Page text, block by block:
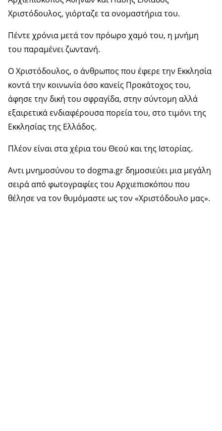
Χριστόδουλος, γιόρταζε τα ονομαστήρια του.
Πέντε χρόνια μετά τον πρόωρο χαμό του, η μνήμη
του παραμένει ζωντανή.
Ο Χριστόδουλος, ο άνθρωπος που έφερε την Εκκλησία
κοντά την κοινωνία όσο κανείς Προκάτοχος του,
άφησε την δική του σφραγίδα, στην σύντομη αλλά
εξαιρετικά ενδιαφέρουσα πορεία του, στο τιμόνι της
Εκκλησίας της Ελλάδος.
Πλέον είναι στα χέρια του Θεού και της Ιστορίας.
Αντι μνημοσύνου το dogma.gr δημοσιεύει μια μεγάλη
σειρά από φωτογραφίες του Αρχιεπισκόπου που
θέλησε να τον θυμόμαστε ως τον «Χριστόδουλο μας».